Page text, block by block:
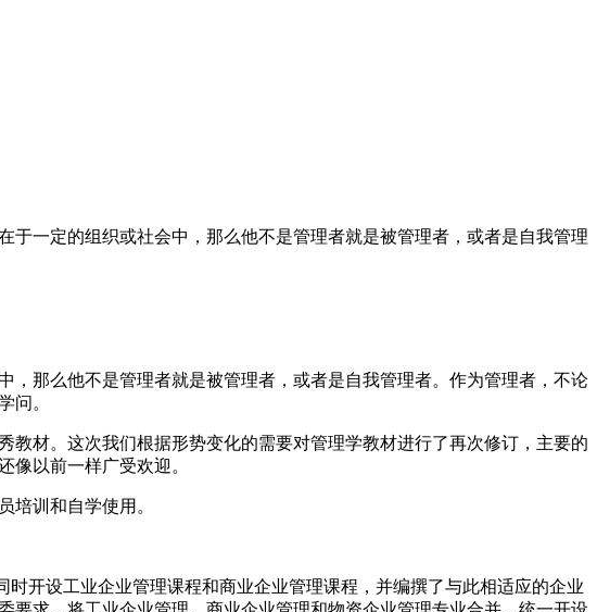
一定的组织或社会中，那么他不是管理者就是被管理者，或者是自我管理
那么他不是管理者就是被管理者，或者是自我管理者。作为管理者，不论
问。
教材。这次我们根据形势变化的需要对管理学教材进行了再次修订，主要的
像以前一样广受欢迎。
培训和自学使用。
开设工业企业管理课程和商业企业管理课程，并编撰了与此相适应的企业